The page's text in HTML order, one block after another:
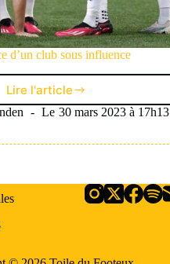
d’un club sous influence
Lire l'article
Valence
CF,
d’un
influence
Le 30 mars 2023 à 17h13